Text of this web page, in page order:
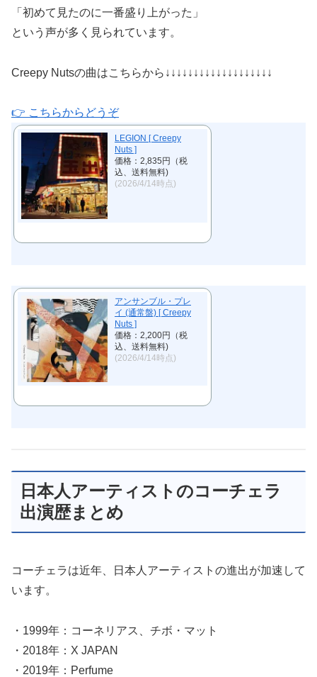
「初めて見たのに一番盛り上がった」
という声が多く見られています。
Creepy Nutsの曲はこちらから↓↓↓↓↓↓↓↓↓↓↓↓↓↓↓↓↓↓↓
👉 こちらからどうぞ
LEGION [ Creepy
Nuts ]
価格：2,835円（税
込、送料無料)
(2026/4/14時点)
アンサンブル・プレ
イ (通常盤) [ Creepy
Nuts ]
価格：2,200円（税
込、送料無料)
(2026/4/14時点)
日本人アーティストのコーチェラ
出演歴まとめ
コーチェラは近年、日本人アーティストの進出が加速して
います。
・1999年：コーネリアス、チボ・マット
・2018年：X JAPAN
・2019年：Perfume